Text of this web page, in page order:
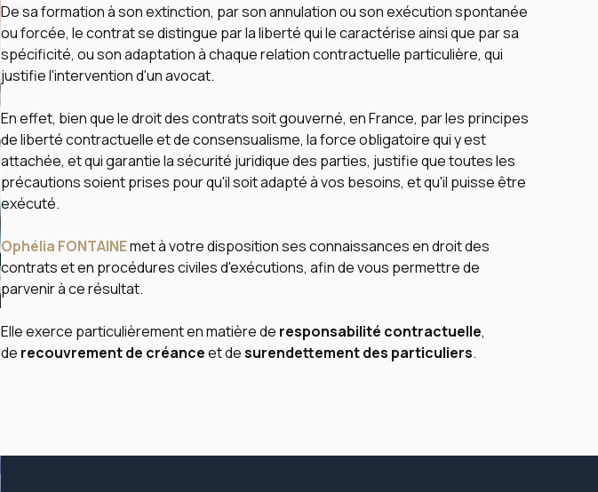
De sa formation à son extinction, par son annulation ou son exécution spontanée
ou forcée, le contrat se distingue par la liberté qui le caractérise ainsi que par sa
spécificité, ou son adaptation à chaque relation contractuelle particulière, qui
justifie l'intervention d'un avocat.
En effet, bien que le droit des contrats soit gouverné, en France, par les principes
de liberté contractuelle et de consensualisme, la force obligatoire qui y est
attachée, et qui garantie la sécurité juridique des parties, justifie que toutes les
précautions soient prises pour qu'il soit adapté à vos besoins, et qu'il puisse être
exécuté.
Ophélia FONTAINEmet à votre disposition ses connaissances en droit des
contrats et en procédures civiles d'exécutions, afin de vous permettre de
parvenir à ce résultat.
Elle exerce particulièrement en matière de responsabilité contractuelle,
de recouvrement de créanceet desurendettement des particuliers.